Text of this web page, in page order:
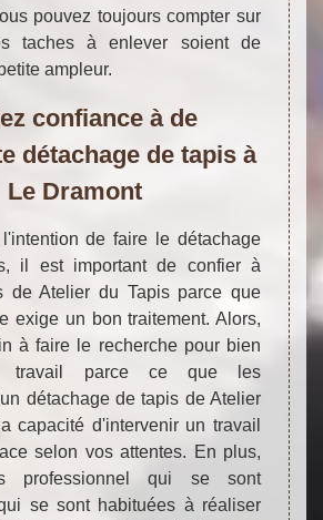
pouvez toujours compter sur
taches à enlever soient de
ampleur.
confiance à de
détachage de tapis à
Le Dramont
de faire le détachage
il est important de confier à
de Atelier du Tapis parce que
exige un bon traitement. Alors,
à faire le recherche pour bien
travail parce ce que les
détachage de tapis de Atelier
capacité d'intervenir un travail
selon vos attentes. En plus,
professionnel qui se sont
se sont habituées à réaliser